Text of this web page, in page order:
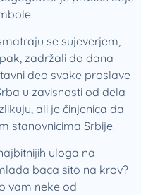
se sujeverjem,
zadržali do dana
deo svake proslave
u zavisnosti od dela
ali je činjenica da
stanovnicima Srbije.
uloga na
baca sito na krov?
vam neke od